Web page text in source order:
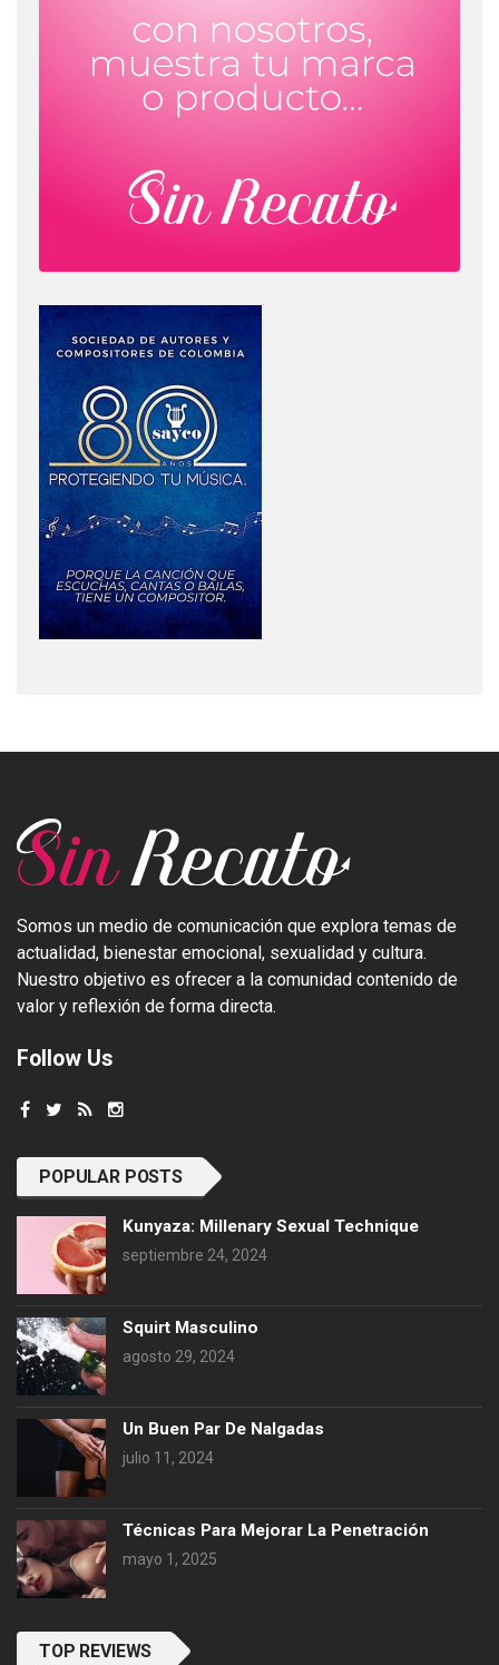
Somos un medio de comunicación que explora temas de
actualidad, bienestar emocional, sexualidad y cultura.
Nuestro objetivo es ofrecer a la comunidad contenido de
valor y reflexión de forma directa.
Follow Us
POPULAR POSTS
Kunyaza: Millenary Sexual Technique
septiembre 24, 2024
Squirt Masculino
agosto 29, 2024
Un Buen Par De Nalgadas
julio 11, 2024
Técnicas Para Mejorar La Penetración
mayo 1, 2025
TOP REVIEWS